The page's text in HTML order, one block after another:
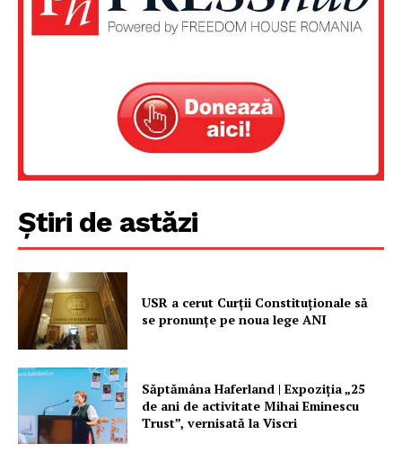
Știri de astăzi
USR a cerut Curții Constituționale să
se pronunțe pe noua lege ANI
Săptămâna Haferland | Expoziţia „25
de ani de activitate Mihai Eminescu
Trust”, vernisată la Viscri